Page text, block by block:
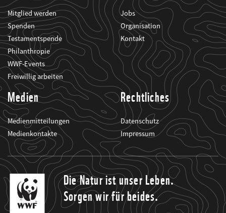
Mitglied werden
Spenden
Testamentspende
Philanthropie
WWF-Events
Freiwillig arbeiten
Jobs
Organisation
Kontakt
Medien
Medienmitteilungen
Medienkontakte
Rechtliches
Datenschutz
Impressum
Die Natur ist unser Leben.
Sorgen wir für beides.